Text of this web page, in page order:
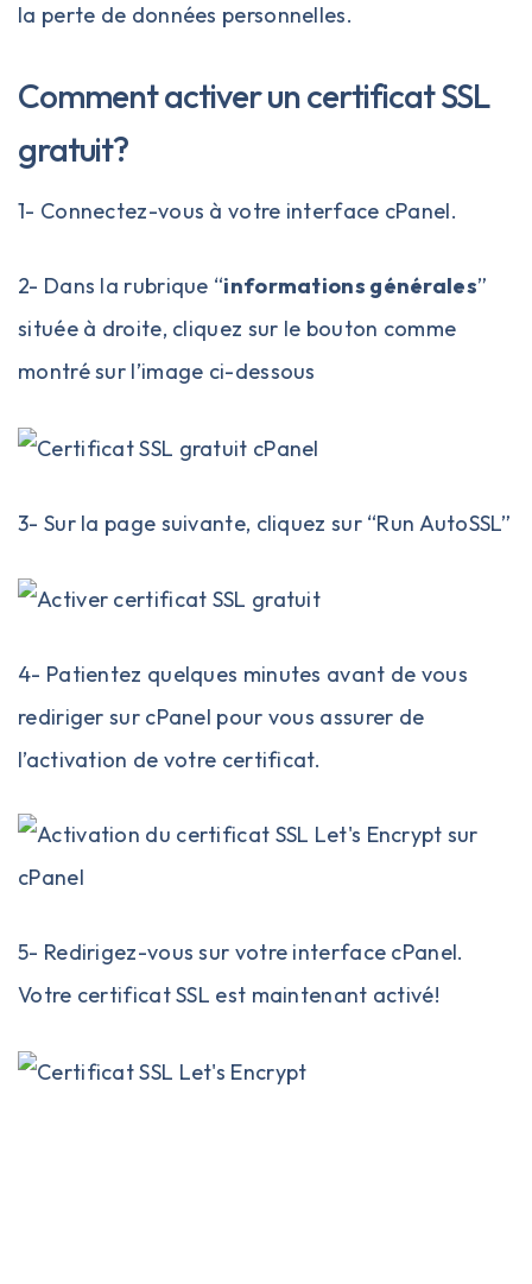
la perte de données personnelles.
Comment activer un certificat SSL
gratuit?
1- Connectez-vous à votre interface cPanel.
2- Dans la rubrique “informations générales”
située à droite, cliquez sur le bouton comme
montré sur l’image ci-dessous
3- Sur la page suivante, cliquez sur “Run AutoSSL”
4- Patientez quelques minutes avant de vous
rediriger sur cPanel pour vous assurer de
l’activation de votre certificat.
5- Redirigez-vous sur votre interface cPanel.
Votre certificat SSL est maintenant activé!